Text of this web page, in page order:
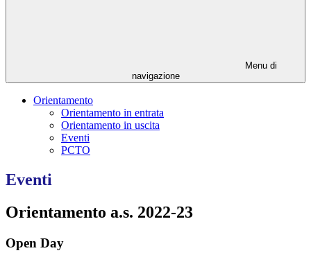
Menu di
navigazione
Orientamento
Orientamento in entrata
Orientamento in uscita
Eventi
PCTO
Eventi
Orientamento a.s. 2022-23
Open Day